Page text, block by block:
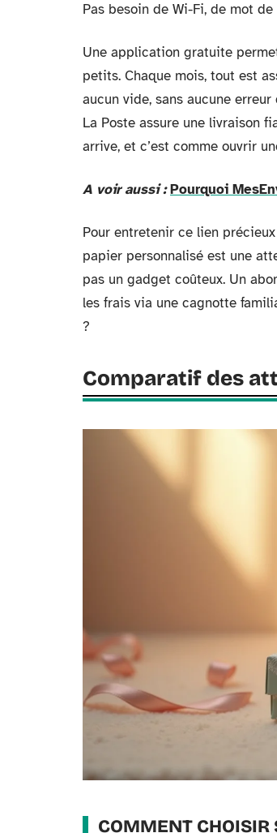
Pas besoin de Wi-Fi, de mot
Une application gratuite
petits. Chaque mois, tout est
aucun vide, sans aucune
La Poste assure une livraison
arrive, et c’est comme ouvrir
A voir aussi : Pourquoi
Pour entretenir ce lien
papier personnalisé est une
pas un gadget coûteux. Un
les frais via une cagnotte
?
Comparatif des
COMMENT CHOISIR